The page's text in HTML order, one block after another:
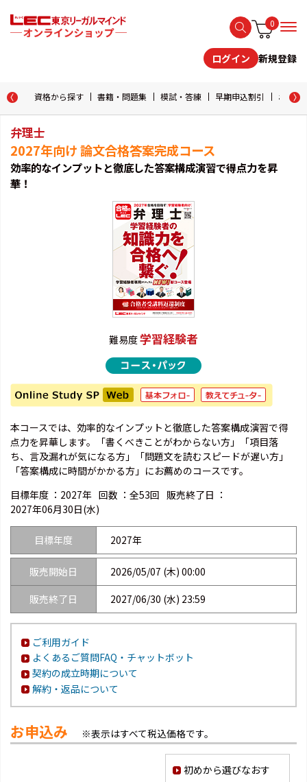
0
ログイン 新規登録
資格から探す 書籍・問題集 模試・答練 早期申込割引 おため
弁理士
2027年向け 論文合格答案完成コース
効率的なインプットと徹底した答案構成演習で得点力を昇
華！
難易度学習経験者
本コースでは、効率的なインプットと徹底した答案構成演習で得
点力を昇華します。「書くべきことがわからない方」「項目落
ち、言及漏れが気になる方」「問題文を読むスピードが遅い方」
「答案構成に時間がかかる方」にお薦めのコースです。
目標年度 ： 2027年 回数 ： 全53回 販売終了日 ：
2027年06月30日(水)
目標年度 2027年
販売開始日
2026/05/07 (木) 00:00
販売終了日
2027/06/30 (水) 23:59
ご利用ガイド
よくあるご質問FAQ・チャットボット
契約の成立時期について
解約・返品について
お申込み ※表示はすべて税込価格です。
初めから選びなおす